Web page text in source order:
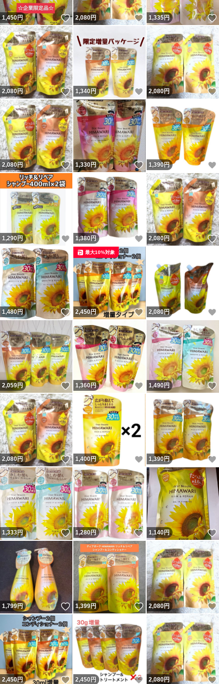
1,450円 いいね！
2,080円 いいね！
1,335円
2,080円 いいね！
1,340円 いいね！
2,080円
2,080円 いいね！
1,330円 いいね！
1,390円
1,290円 いいね！
1,380円 いいね！
2,080円
1,480円 いいね！
2,450円 いいね！
最大10%対象
2,080円
2,059円 いいね！
1,360円 いいね！
1,490円
2,080円 いいね！
1,400円 いいね！
1,390円
1,333円 いいね！
1,280円 いいね！
1,140円
1,799円 いいね！
1,399円 いいね！
2,080円
2,450円 いいね！
2,450 円 いいね！
2,080円